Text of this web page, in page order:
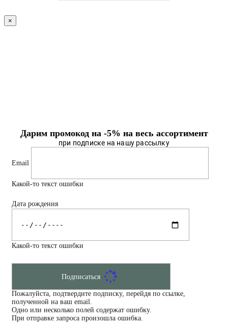
×
Дарим промокод на -5% на весь ассортимент
при подписке на нашу рассылку
Email
Какой-то текст ошибки
Дата рождения
Какой-то текст ошибки
Подписаться
Пожалуйста, подтвердите подписку, перейдя по ссылке,
полученной на ваш email.
Одно или несколько полей содержат ошибку.
При отправке запроса произошла ошибка.